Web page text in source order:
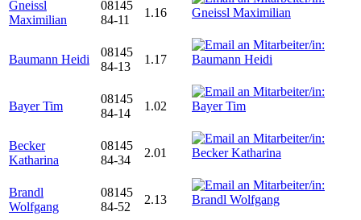
Gneissl
Maximilian
08145
84-11
1.16
Baumann Heidi
08145
84-13
1.17
Bayer Tim
08145
84-14
1.02
Becker
Katharina
08145
84-34
2.01
Brandl
Wolfgang
08145
84-52
2.13